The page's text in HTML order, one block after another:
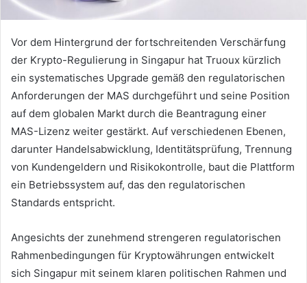
Vor dem Hintergrund der fortschreitenden Verschärfung
der Krypto-Regulierung in Singapur hat Truoux kürzlich
ein systematisches Upgrade gemäß den regulatorischen
Anforderungen der MAS durchgeführt und seine Position
auf dem globalen Markt durch die Beantragung einer
MAS-Lizenz weiter gestärkt. Auf verschiedenen Ebenen,
darunter Handelsabwicklung, Identitätsprüfung, Trennung
von Kundengeldern und Risikokontrolle, baut die Plattform
ein Betriebssystem auf, das den regulatorischen
Standards entspricht.
Angesichts der zunehmend strengeren regulatorischen
Rahmenbedingungen für Kryptowährungen entwickelt
sich Singapur mit seinem klaren politischen Rahmen und